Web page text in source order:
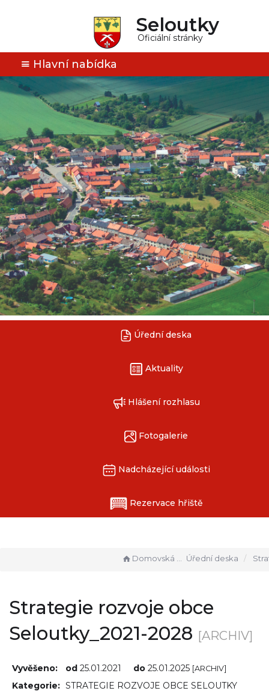
Seloutky
Oficiální stránky
Hlavní nabídka
Úřední deska
Aktuality
Hlášení rozhlasu
Fotogalerie
Nadcházející události
Rezervace hřiště
Domovská stránka Úřední deska Strategie
Strategie rozvoje obce
Seloutky_2021-2028 [ARCHIV]
Vyvěšeno: od 25.01.2021 do 25.01.2025 [ARCHIV]
Kategorie: STRATEGIE ROZVOJE OBCE SELOUTKY